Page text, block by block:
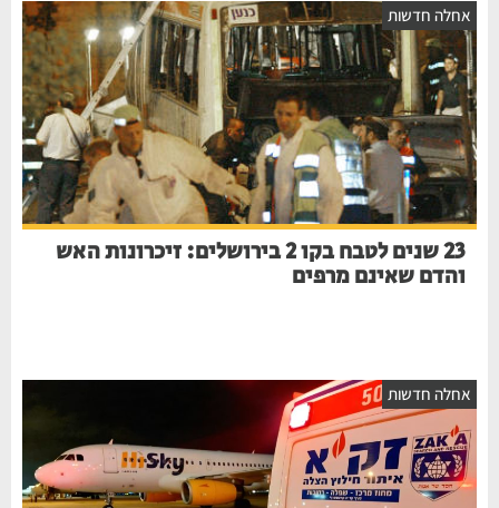
חדשות
23 שנים לטבח בקו 2 בירושלים: זיכרונות האש
והדם שאינם מרפים
חדשות